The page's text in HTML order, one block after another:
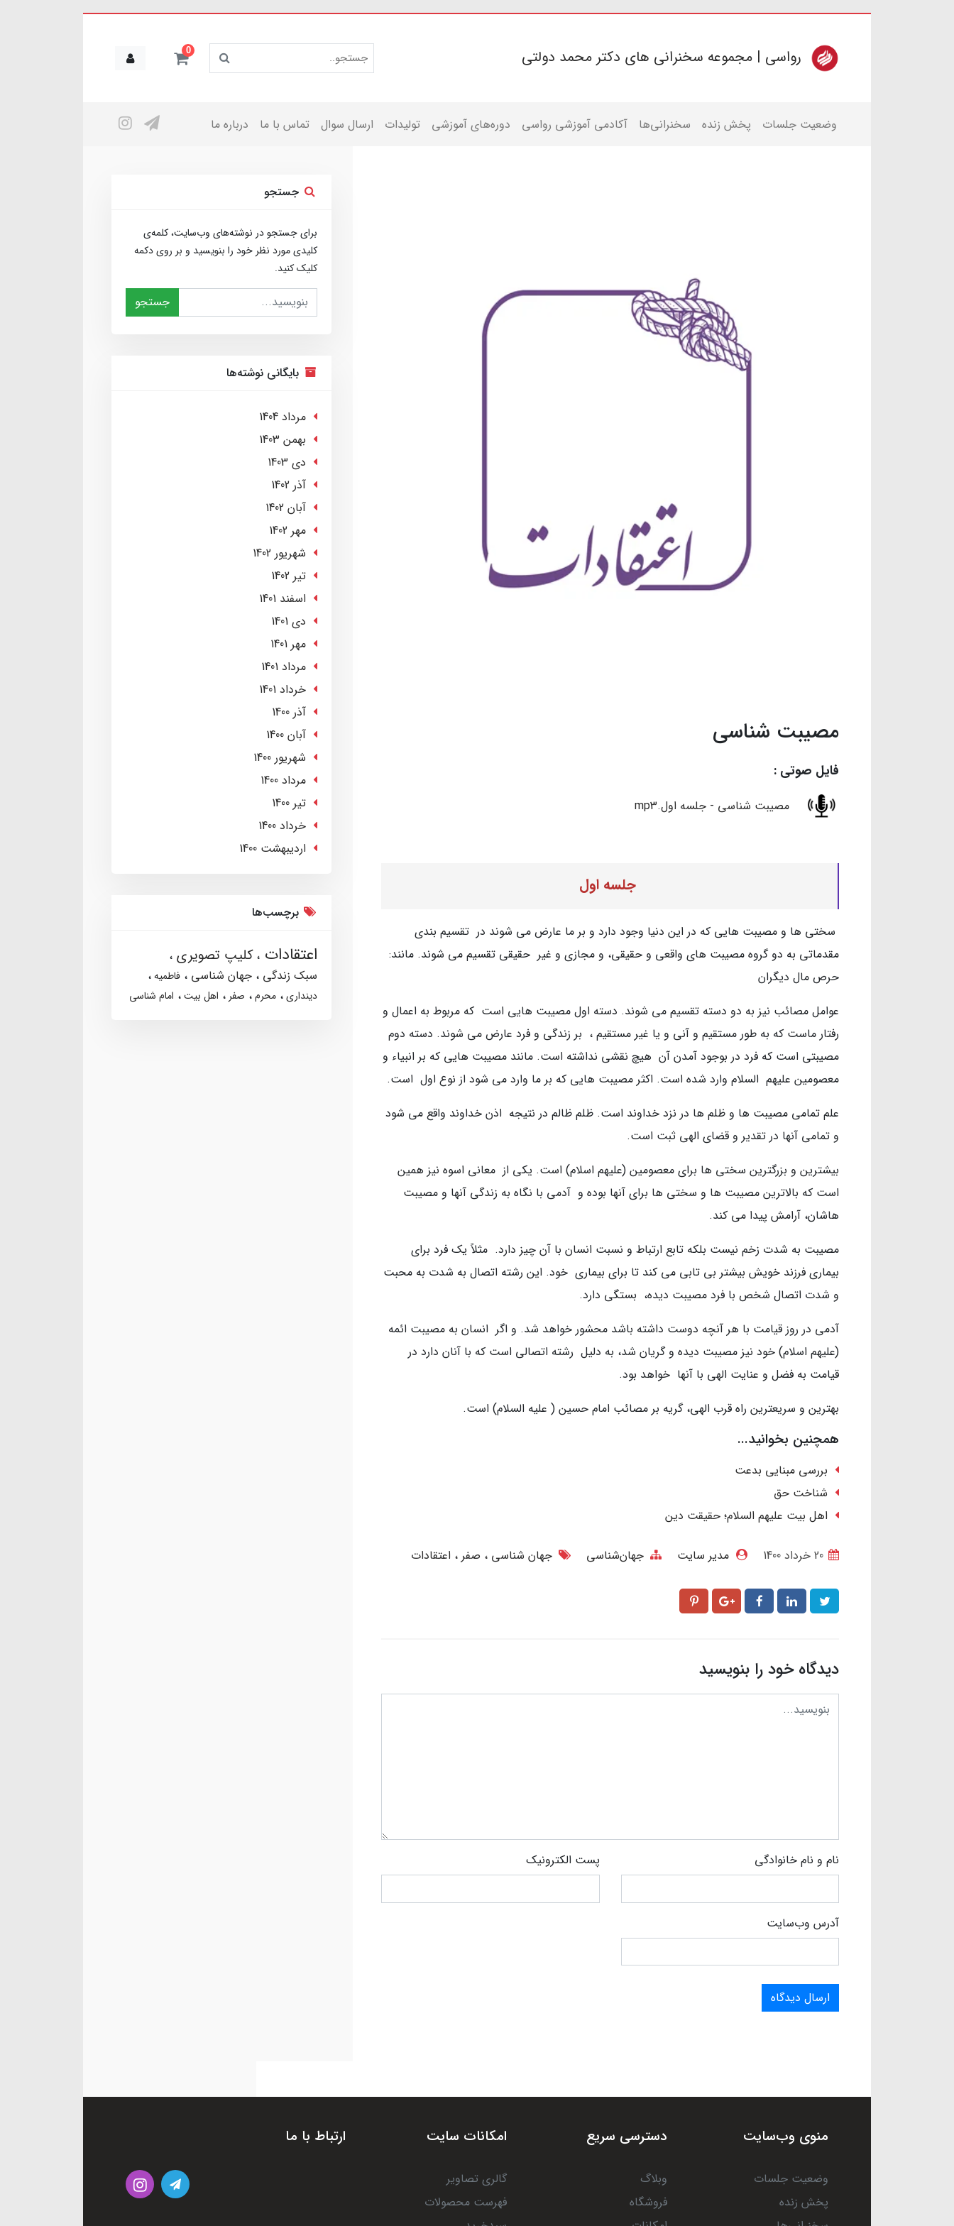
رواسی | مجموعه سخنرانی های دکتر محمد دولتی 0
وضعیت جلسات پخش زنده سخنرانی‌ها آکادمی آموزشی رواسی دوره‌های آموزشی تولیدات ارسال سوال تماس با ما درباره ما
مصیبت‌ شناسی
فایل صوتی :
مصیبت شناسی - جلسه اول.mp3
جلسه اول
سختی ها و مصیبت هایی که در این دنیا وجود دارد و بر ما عارض می شوند در تقسیم بندی
مقدماتی به دو گروه مصیبت های واقعی و حقیقی، و مجازی و غیر حقیقی تقسیم می شوند. مانند:
حرص مال دیگران
عوامل مصائب نیز به دو دسته تقسیم می شوند. دسته اول مصیبت هایی است که مربوط به اعمال و
رفتار ماست که به طور مستقیم و آنی و یا غیر مستقیم ، بر زندگی و فرد عارض می شوند. دسته دوم
مصیبتی است که فرد در بوجود آمدن آن هیچ نقشی نداشته است. مانند مصیبت هایی که بر انبیاء و
معصومین علیهم السلام وارد شده است. اکثر مصیبت هایی که بر ما وارد می شود از نوع اول است.
علم تمامی مصیبت ها و ظلم ها در نزد خداوند است. ظلم ظالم در نتیجه اذن خداوند واقع می شود
و تمامی آنها در تقدیر و قضای الهی ثبت است.
بیشترین و بزرگترین سختی ها برای معصومین (علیهم اسلام) است. یکی از معانی اسوه نیز همین
است که بالاترین مصیبت ها و سختی ها برای آنها بوده و آدمی با نگاه به زندگی آنها و مصیبت
هاشان، آرامش پیدا می کند.
مصیبت به شدت زخم نیست بلکه تابع ارتباط و نسبت انسان با آن چیز دارد. مثلاً یک فرد برای
بیماری فرزند خویش بیشتر بی تابی می کند تا برای بیماری خود. این رشته اتصال به شدت به محبت
و شدت اتصال شخص با فرد مصیبت دیده، بستگی دارد.
آدمی در روز قیامت با هر آنچه دوست داشته باشد محشور خواهد شد. و اگر انسان به مصیبت ائمه
(علیهم اسلام) خود نیز مصیبت دیده و گریان شد، به دلیل رشته اتصالی است که با آنان دارد در
قیامت به فضل و عنایت الهی با آنها خواهد بود.
بهترین و سریعترین راه قرب الهی، گریه بر مصائب امام حسین ( علیه السلام) است.
همچنین بخوانید...
بررسی مبنایی بدعت
شناخت حق
اهل بیت علیهم السلام؛ حقیقت دین
مدیر سایت جهان‌شناسی جهان شناسی صفر اعتقادات
دیدگاه خود را بنویسید
نام و نام خانوادگی پست الکترونیک
آدرس وب‌سایت
ارسال دیدگاه
جستجو
برای جستجو در نوشته‌های وب‌سایت، کلمه‌ی
کلیدی مورد نظر خود را بنویسید و بر روی دکمه
کلیک کنید.
جستجو
بایگانی نوشته‌ها
مرداد 1404
بهمن 1403
دی 1403
آذر 1402
آبان 1402
مهر 1402
شهریور 1402
تير 1402
اسفند 1401
دی 1401
مهر 1401
مرداد 1401
خرداد 1401
آذر 1400
آبان 1400
شهریور 1400
مرداد 1400
تير 1400
خرداد 1400
ارديبهشت 1400
برچسب‌ها
اعتقادات کلیپ تصویری
سبک زندگی جهان شناسی
فاطمیه
دینداری
محرم صفر اهل بیت امام شناسی
منوی وب‌سایت
وضعیت جلسات
پخش زنده
دسترسی سریع
وبلاگ
فروشگاه
امکانات سایت
گالری تصاویر
فهرست محصولات
ارتباط با ما